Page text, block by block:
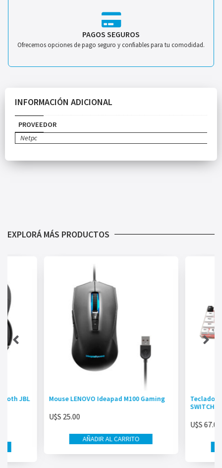
PAGOS SEGUROS
Ofrecemos opciones de pago seguro y confiables para tu comodidad.
INFORMACIÓN ADICIONAL
PROVEEDOR
Netpc
EXPLORÁ MÁS PRODUCTOS
JBL Mouse LENOVO Ideapad M100 Gaming
U$S 25.00
AÑADIR AL CARRITO
Teclado
SWITCH
U$S 67.00